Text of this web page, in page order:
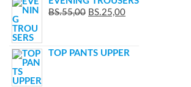
BS.55,00 BS.25,00
TOP PANTS UPPER